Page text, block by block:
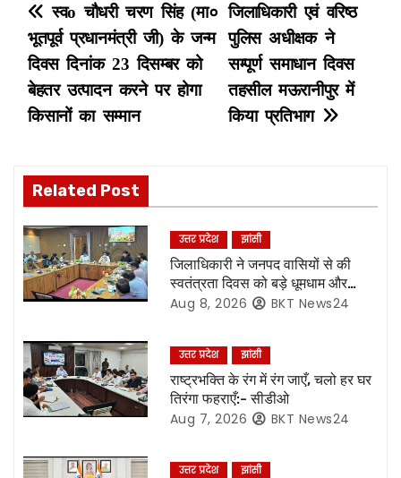
P
o
s
t
n
a
v
i
a
t
o
जिलाधिकारी एवं वरिष्ठ
पुलिस अधीक्षक ने
सम्पूर्ण समाधान दिवस
तहसील मऊरानीपुर में
किया प्रतिभाग
स्वo चौधरी चरण सिंह (मा०
भूतपूर्व प्रधानमंत्री जी) के जन्म
दिवस दिनांक 23 दिसम्बर को
बेहतर उत्पादन करने पर होगा
किसानों का सम्मान
Related Post
उत्तर प्रदेश झांसी
जिलाधिकारी ने जनपद वासियों से की
स्वतंत्रता दिवस को बड़े धूमधाम और
हर्षोल्लास के साथ मनाएं जाने की अपील
Aug 8, 2026 BKT News24
उत्तर प्रदेश झांसी
राष्ट्रभक्ति के रंग में रंग जाएँ, चलो हर घर
तिरंगा फहराएँ:- सीडीओ
Aug 7, 2026 BKT News24
उत्तर प्रदेश झांसी